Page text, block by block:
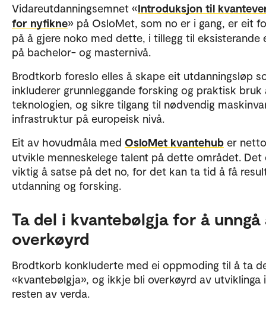
Vidareutdanningsemnet «Introduksjon til
for nyfikne» på OsloMet, som no er i gang, er eit
på å gjere noko med dette, i tillegg til eksisterande
på bachelor- og masternivå.
Brodtkorb foreslo elles å skape eit utdanningsløp
inkluderer grunnleggande forsking og praktisk bruk
teknologien, og sikre tilgang til nødvendig
infrastruktur på europeisk nivå.
Eit av hovudmåla med OsloMet kvantehub er
utvikle menneskelege talent på dette området. Det
viktig å satse på det no, for det kan ta tid å få
utdanning og forsking.
Ta del i kvantebølgja for å unngå
overkøyrd
Brodtkorb konkluderte med ei oppmoding til å ta
«kvantebølgja», og ikkje bli overkøyrd av utviklinga i
resten av verda.